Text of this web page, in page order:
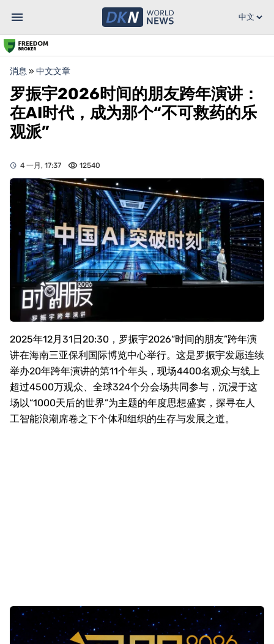
消息 » 中文文章
罗振宇2026时间的朋友跨年演讲：
在AI时代，成为那个“不可救药的乐
观派”
4 一月, 17:37 12540
2025年12月31日20:30 ，罗振宇2026“时间的朋友”跨年演
讲在海南三亚保利国际博览中心举行。这是罗振宇发愿连续
举办20年跨年演讲的第11个年头，现场4400名观众与线上
超过4500万观众、全球324个分会场共同参与，沉浸于这
场以“1000天后的世界”为主题的年度思想盛宴，探寻在人
工智能浪潮席卷之下个体和组织的生存与发展之道。